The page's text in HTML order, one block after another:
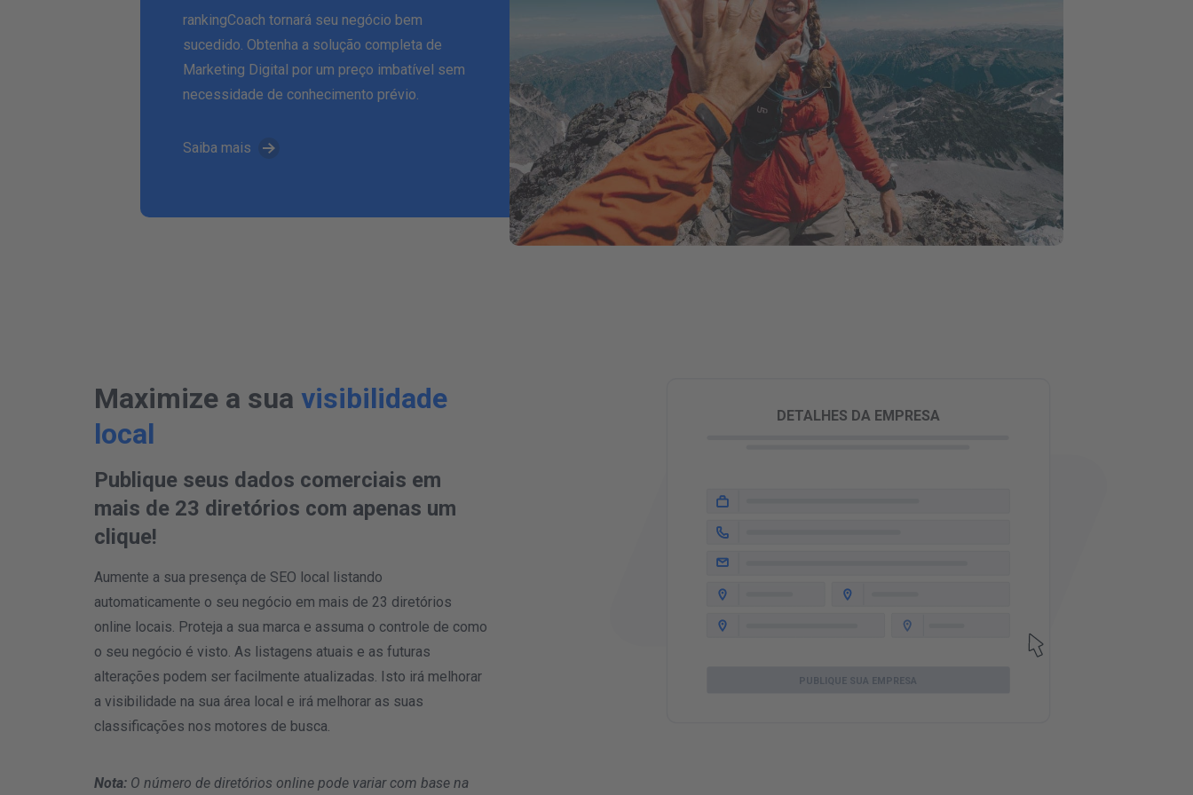
rankingCoach tornará seu negócio bem
sucedido. Obtenha a solução completa de
Marketing Digital por um preço imbatível sem
necessidade de conhecimento prévio.
Saiba mais
Maximize a sua visibilidade
local
Publique seus dados comerciais em
mais de 23 diretórios com apenas um
clique!
Aumente a sua presença de SEO local listando
automaticamente o seu negócio em mais de 23 diretórios
online locais. Proteja a sua marca e assuma o controle de como
o seu negócio é visto. As listagens atuais e as futuras
alterações podem ser facilmente atualizadas. Isto irá melhorar
a visibilidade na sua área local e irá melhorar as suas
classificações nos motores de busca.
Nota: O número de diretórios online pode variar com base na
DETALHES DA EMPRESA
PUBLIQUE SUA EMPRESA